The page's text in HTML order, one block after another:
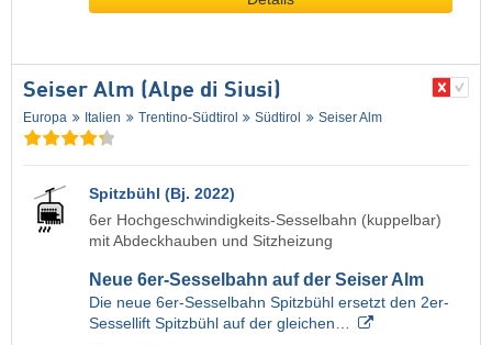
Seiser Alm (Alpe di Siusi)
Europa Italien Trentino-Südtirol Südtirol Seiser Alm
Spitzbühl (Bj. 2022)
6er Hochgeschwindigkeits-Sesselbahn (kuppelbar)
mit Abdeckhauben und Sitzheizung
Neue 6er-Sesselbahn auf der Seiser Alm
Die neue 6er-Sesselbahn Spitzbühl ersetzt den 2er-
Sessellift Spitzbühl auf der gleichen…